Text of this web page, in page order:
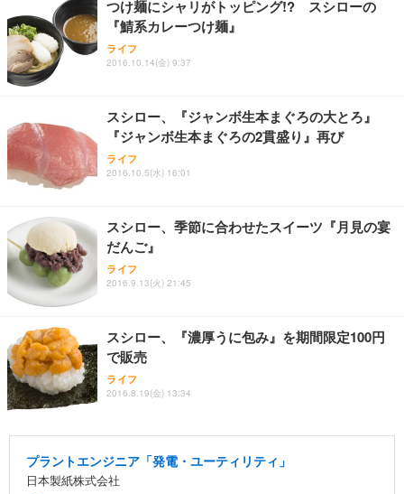
つけ麺にシャリがトッピング!? スシローの
『鯖系カレーつけ麺』
ライフ
2016.10.14(金) 9:37
スシロー、『ジャンボ生本まぐろの大とろ』
『ジャンボ生本まぐろの2貫盛り』再び
ライフ
2016.10.5(水) 16:01
スシロー、季節に合わせたスイーツ『月見の宴
だんご』
ライフ
2016.9.13(火) 21:45
スシロー、『濃厚うに包み』を期間限定100円
で販売
ライフ
2016.8.19(金) 13:34
プラントエンジニア「発電・ユーティリティ」
日本製紙株式会社